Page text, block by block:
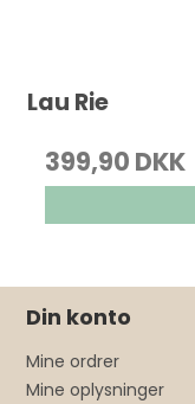
Lau Rie
399,90 DKK
Din konto
Mine ordrer
Mine oplysninger